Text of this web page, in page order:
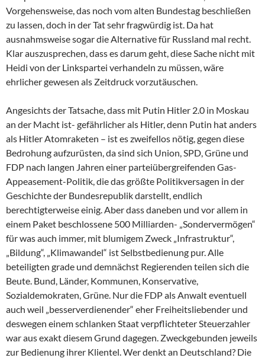
Vorgehensweise, das noch vom alten Bundestag beschließen
zu lassen, doch in der Tat sehr fragwürdig ist. Da hat
ausnahmsweise sogar die Alternative für Russland mal recht.
Klar auszusprechen, dass es darum geht, diese Sache nicht mit
Heidi von der Linkspartei verhandeln zu müssen, wäre
ehrlicher gewesen als Zeitdruck vorzutäuschen.
Angesichts der Tatsache, dass mit Putin Hitler 2.0 in Moskau
an der Macht ist- gefährlicher als Hitler, denn Putin hat anders
als Hitler Atomraketen – ist es zweifellos nötig, gegen diese
Bedrohung aufzurüsten, da sind sich Union, SPD, Grüne und
FDP nach langen Jahren einer parteiübergreifenden Gas-
Appeasement-Politik, die das größte Politikversagen in der
Geschichte der Bundesrepublik darstellt, endlich
berechtigterweise einig. Aber dass daneben und vor allem in
einem Paket beschlossene 500 Milliarden- „Sondervermögen“
für was auch immer, mit blumigem Zweck „Infrastruktur“,
„Bildung“, „Klimawandel“ ist Selbstbedienung pur. Alle
beteiligten grade und demnächst Regierenden teilen sich die
Beute. Bund, Länder, Kommunen, Konservative,
Sozialdemokraten, Grüne. Nur die FDP als Anwalt eventuell
auch weil „besserverdienender“ eher Freiheitsliebender und
deswegen einem schlanken Staat verpflichteter Steuerzahler
war aus exakt diesem Grund dagegen. Zweckgebunden jeweils
zur Bedienung ihrer Klientel. Wer denkt an Deutschland? Die